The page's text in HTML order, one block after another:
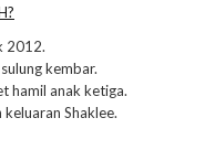
2012.
kembar.
hamil anak ketiga.
Shaklee.